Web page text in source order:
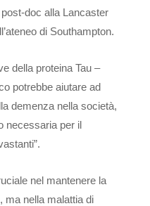
doc alla Lancaster
di Southampton.
della proteina Tau –
potrebbe aiutare ad
demenza nella società,
necessaria per il
nel mantenere la
ma nella malattia di